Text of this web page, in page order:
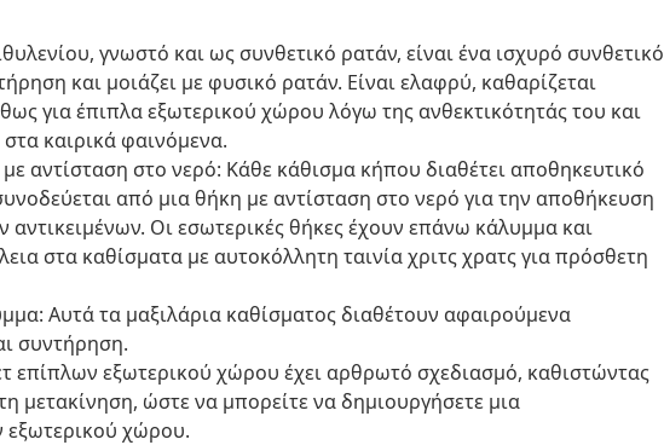
γνωστό και ως συνθετικό ρατάν, είναι ένα ισχυρό συνθετικό
και μοιάζει με φυσικό ρατάν. Είναι ελαφρύ, καθαρίζεται
για έπιπλα εξωτερικού χώρου λόγω της ανθεκτικότητάς του και
καιρικά φαινόμενα.
αντίσταση στο νερό: Κάθε κάθισμα κήπου διαθέτει αποθηκευτικό
από μια θήκη με αντίσταση στο νερό για την αποθήκευση
αντικειμένων. Οι εσωτερικές θήκες έχουν επάνω κάλυμμα και
στα καθίσματα με αυτοκόλλητη ταινία χριτς χρατς για πρόσθετη
Αυτά τα μαξιλάρια καθίσματος διαθέτουν αφαιρούμενα
συντήρηση.
επίπλων εξωτερικού χώρου έχει αρθρωτό σχεδιασμό, καθιστώντας
μετακίνηση, ώστε να μπορείτε να δημιουργήσετε μια
χώρου.